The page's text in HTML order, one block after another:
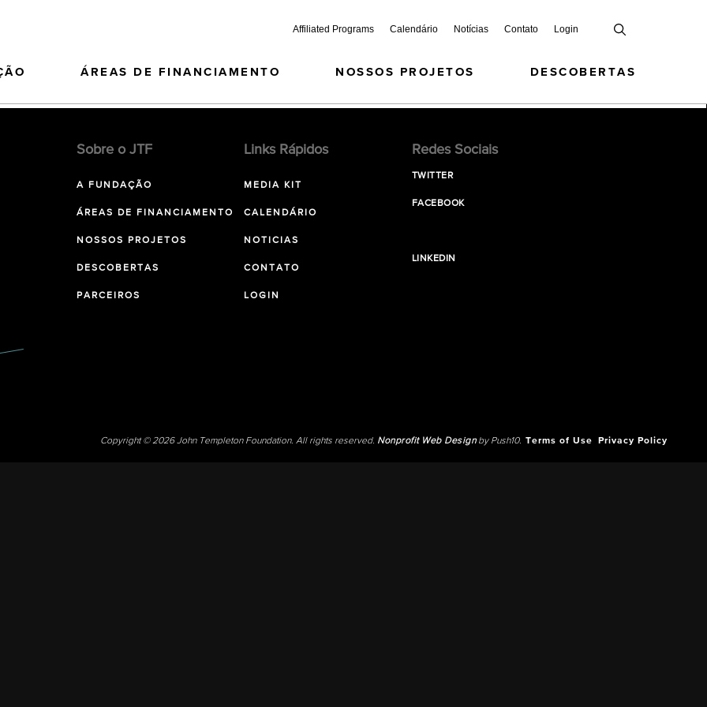
Affiliated Programs Calendário Notícias Contato Login
ÁREAS DE FINANCIAMENTO NOSSOS PROJETOS DESCOBERTAS
Sobre o JTF
A FUNDAÇÃO
ÁREAS DE FINANCIAMENTO
NOSSOS PROJETOS
DESCOBERTAS
PARCEIROS
Links Rápidos
MEDIA KIT
CALENDÁRIO
NOTICIAS
CONTATO
LOGIN
Redes Sociais
TWITTER
FACEBOOK
LINKEDIN
Copyright © 2026 John Templeton Foundation. All rights reserved. Nonprofit Web Designby Push10. Terms of Use Privacy Policy